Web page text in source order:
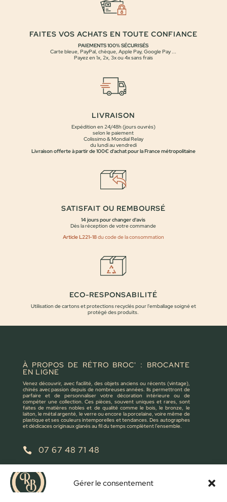
Gérer le consentement
FAITES VOS ACHATS EN TOUTE CONFIANCE
PAIEMENTS 100% SÉCURISÉS
Carte bleue, PayPal, chèque, Apple Pay, Google Pay ...
Payez en 1x, 2x, 3x ou 4x sans frais
LIVRAISON
Expédition en 24/48h (jours ouvrés)
selon le paiement
Colissimo & Mondial Relay
du lundi au vendredi
Livraison offerte à partir de 100€ d'achat pour la France métropolitaine
SATISFAIT OU REMBOURSÉ
14 jours pour changer d'avis
Dès la réception de votre commande
Article L221-18du code de la consommation
ECO-RESPONSABILITÉ
Utilisation de cartons et protections recyclés pour l'emballage soigné et
protégé des produits.
À PROPOS DE RÉTRO BROC' : BROCANTE
EN LIGNE
Venez découvrir, avec facilité, des objets anciens ou récents (vintage),
chinés avec passion depuis de nombreuses années. Ils permettront de
parfaire et de personnaliser votre décoration intérieure ou de
compéter une collection. Ces pièces, souvent uniques et rares, sont
faites de matières nobles et de qualité comme le bois, le bronze, le
laiton, le métal argenté, le verre ou encore la porcelaine, voire même de
plastique et ses couleurs intemporelles et tendances. Des autographes
et dédicaces originaux glanés au fil du temps complètent l’ensemble.
 07 67 48 71 48
 retrobroc85@gmail.com
NOUS ÉCRIRE